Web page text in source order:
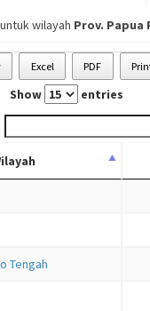
wilayah Prov. Papua
Excel PDF
Show
entries
Tengah